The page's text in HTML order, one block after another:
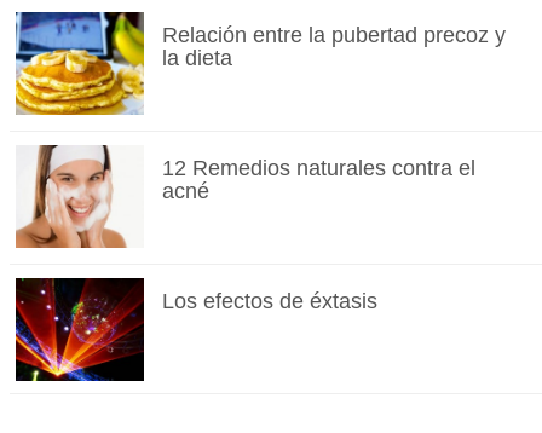
Relación entre la pubertad precoz y
la dieta
12 Remedios naturales contra el
acné
Los efectos de éxtasis